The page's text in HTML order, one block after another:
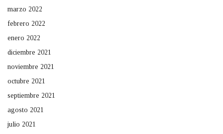
marzo 2022
febrero 2022
enero 2022
diciembre 2021
noviembre 2021
octubre 2021
septiembre 2021
agosto 2021
julio 2021